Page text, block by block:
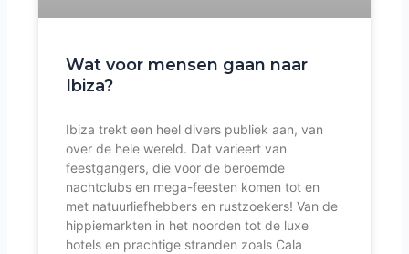
Wat voor mensen gaan naar
Ibiza?
Ibiza trekt een heel divers publiek aan, van
over de hele wereld. Dat varieert van
feestgangers, die voor de beroemde
nachtclubs en mega-feesten komen tot en
met natuurliefhebbers en rustzoekers! Van de
hippiemarkten in het noorden tot de luxe
hotels en prachtige stranden zoals Cala